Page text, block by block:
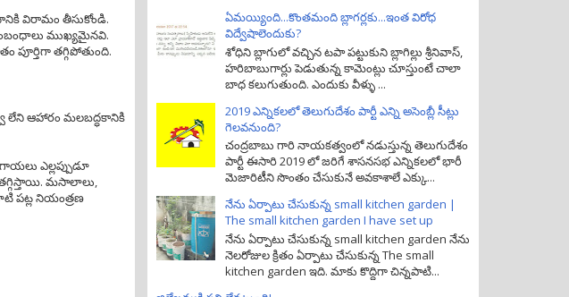
విరామం తీసుకోండి.
ముఖ్యమైనవి.
పూర్తిగా తగ్గిపోతుంది.
లేని ఆహారం మలబద్ధకానికి
ఎల్లప్పుడూ
మసాలాలు,
పట్ల నియంత్రణ
ఏమయ్యింది...కొంతమంది బ్లాగర్లకు...ఇంత విరోధ
విద్వేషాలెందుకు?
శోధిని బ్లాగులో వచ్చిన టపా పట్టుకుని బ్లాగిల్లు శ్రీనివాస్,
హరిబాబుగార్లు పెడుతున్న కామెంట్లు చూస్తుంటే చాలా
బాధ కలుగుతుంది. ఎందుకు వీళ్ళు ...
2019 ఎన్నికలలో తెలుగుదేశం పార్టీ ఎన్ని అసెంబ్లీ సీట్లు
గెలవనుంది?
చంద్రబాబు గారి నాయకత్వంలో నడుస్తున్న తెలుగుదేశం
పార్టీ ఈసారి 2019 లో జరిగే శాసనసభ ఎన్నికలలో భారీ
మెజారిటీని సొంతం చేసుకునే అవకాశాలే ఎక్కు...
నేను ఏర్పాటు చేసుకున్న small kitchen garden |
The small kitchen garden I have set up
నేను ఏర్పాటు చేసుకున్న small kitchen garden నేను
నెలరోజుల క్రితం ఏర్పాటు చేసుకున్న The small
kitchen garden ఇది. మాకు కొద్దిగా చిన్నపాటి...